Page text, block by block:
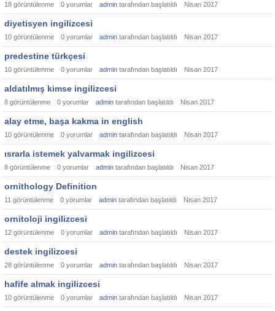
18 görüntülenme 0 yorumlar admin tarafından başlatıldı Nisan 2017
diyetisyen ingilizcesi
10 görüntülenme 0 yorumlar admin tarafından başlatıldı Nisan 2017
predestine türkçesi
10 görüntülenme 0 yorumlar admin tarafından başlatıldı Nisan 2017
aldatılmış kimse ingilizcesi
8 görüntülenme 0 yorumlar admin tarafından başlatıldı Nisan 2017
alay etme, başa kakma in english
10 görüntülenme 0 yorumlar admin tarafından başlatıldı Nisan 2017
ısrarla istemek yalvarmak ingilizcesi
8 görüntülenme 0 yorumlar admin tarafından başlatıldı Nisan 2017
ornithology Definition
11 görüntülenme 0 yorumlar admin tarafından başlatıldı Nisan 2017
ornitoloji ingilizcesi
12 görüntülenme 0 yorumlar admin tarafından başlatıldı Nisan 2017
destek ingilizcesi
28 görüntülenme 0 yorumlar admin tarafından başlatıldı Nisan 2017
hafife almak ingilizcesi
10 görüntülenme 0 yorumlar admin tarafından başlatıldı Nisan 2017